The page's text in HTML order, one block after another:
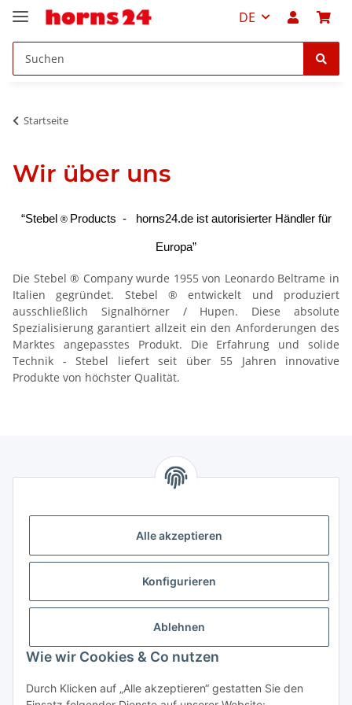
Alle akzeptieren
Konfigurieren
Ablehnen
Wie wir Cookies & Co nutzen
Durch Klicken auf „Alle akzeptieren“ gestatten Sie den
DE
Startseite
Wir über uns
“Stebel ® Products - horns24.de ist autorisierter Händler für
Europa”
Die Stebel ® Company wurde 1955 von Leonardo Beltrame in
Italien gegründet. Stebel ® entwickelt und produziert
ausschließlich Signalhörner / Hupen. Diese absolute
Spezialisierung garantiert allzeit ein den Anforderungen des
Marktes angepasstes Produkt. Die Erfahrung und solide
Technik - Stebel liefert seit über 55 Jahren innovative
Produkte von höchster Qualität.
Gesetzliche Informationen
Gesetzliche Informationen
Horns24 - Inh. Marcus Leidiger
Stammheimer Str. 26